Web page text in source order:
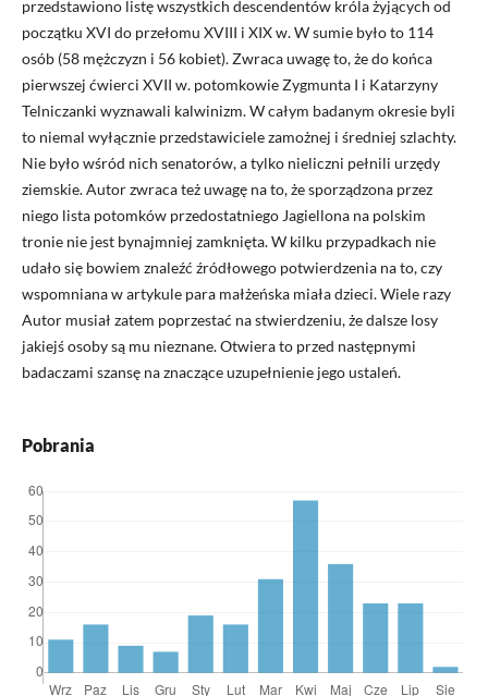
przedstawiono listę wszystkich descendentów króla żyjących od
początku XVI do przełomu XVIII i XIX w. W sumie było to 114
osób (58 mężczyzn i 56 kobiet). Zwraca uwagę to, że do końca
pierwszej ćwierci XVII w. potomkowie Zygmunta I i Katarzyny
Telniczanki wyznawali kalwinizm. W całym badanym okresie byli
to niemal wyłącznie przedstawiciele zamożnej i średniej szlachty.
Nie było wśród nich senatorów, a tylko nieliczni pełnili urzędy
ziemskie. Autor zwraca też uwagę na to, że sporządzona przez
niego lista potomków przedostatniego Jagiellona na polskim
tronie nie jest bynajmniej zamknięta. W kilku przypadkach nie
udało się bowiem znaleźć źródłowego potwierdzenia na to, czy
wspomniana w artykule para małżeńska miała dzieci. Wiele razy
Autor musiał zatem poprzestać na stwierdzeniu, że dalsze losy
jakiejś osoby są mu nieznane. Otwiera to przed następnymi
badaczami szansę na znaczące uzupełnienie jego ustaleń.
Pobrania